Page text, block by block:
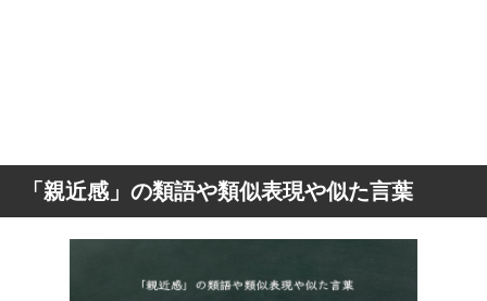
「親近感」の類語や類似表現や似た言葉